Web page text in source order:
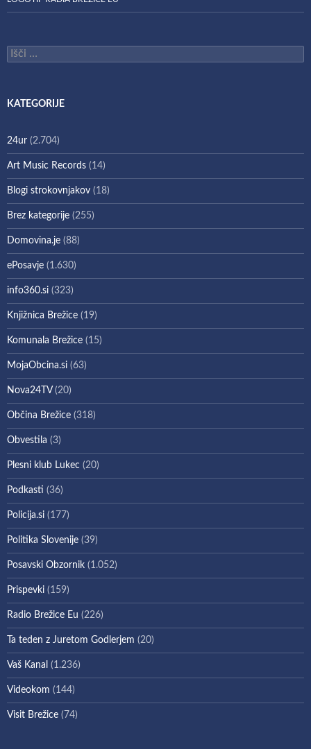
Išči:
KATEGORIJE
24ur (2.704)
Art Music Records (14)
Blogi strokovnjakov (18)
Brez kategorije (255)
Domovina.je (88)
ePosavje (1.630)
info360.si (323)
Knjižnica Brežice (19)
Komunala Brežice (15)
MojaObcina.si (63)
Nova24TV(20)
Občina Brežice (318)
Obvestila (3)
Plesni klub Lukec (20)
Podkasti (36)
Policija.si (177)
Politika Slovenije (39)
Posavski Obzornik (1.052)
Prispevki (159)
Radio Brežice Eu (226)
Ta teden z Juretom Godlerjem (20)
Vaš Kanal (1.236)
Videokom (144)
Visit Brežice (74)